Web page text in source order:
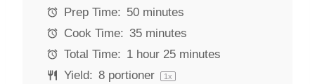
r
a
r
s
a
r
s
a
r
s
aPrep Time: 50 minutes
Cook Time: 35 minutes
Total Time: 1 hour 25 minutes
Yield: 8portioner 1x